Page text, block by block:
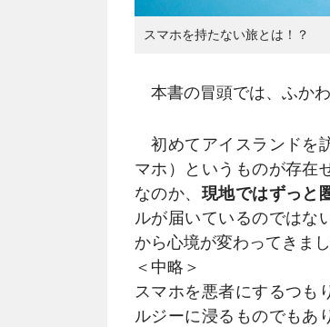
スマホを持たない旅とは！？
本書の冒頭では、ふか
初めてアイスランドを
マホ）というものが存在
なのか、 現地ではずっと
ルが届いているのではな
から心境が変わってきまし
＜中略＞
スマホを悪者にするつも
ルジーに浸るものでもあ